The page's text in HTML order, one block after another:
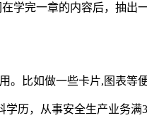
学完一章的内容后，抽
。比如做一些卡片,图表
历，从事安全生产业务